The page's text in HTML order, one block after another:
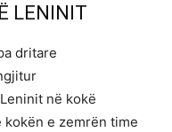
LENINIT
dritare
në kokë
e zemrën time